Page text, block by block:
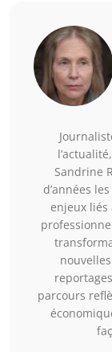
Sandrine
d’années
enjeux liés
parcours